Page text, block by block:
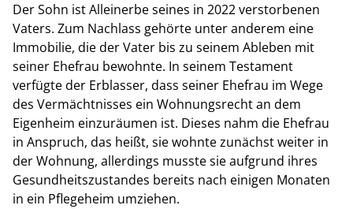
Der Sohn ist Alleinerbe seines in 2022 verstorbenen
Vaters. Zum Nachlass gehörte unter anderem eine
Immobilie, die der Vater bis zu seinem Ableben mit
seiner Ehefrau bewohnte. In seinem Testament
verfügte der Erblasser, dass seiner Ehefrau im Wege
des Vermächtnisses ein Wohnungsrecht an dem
Eigenheim einzuräumen ist. Dieses nahm die Ehefrau
in Anspruch, das heißt, sie wohnte zunächst weiter in
der Wohnung, allerdings musste sie aufgrund ihres
Gesundheitszustandes bereits nach einigen Monaten
in ein Pflegeheim umziehen.